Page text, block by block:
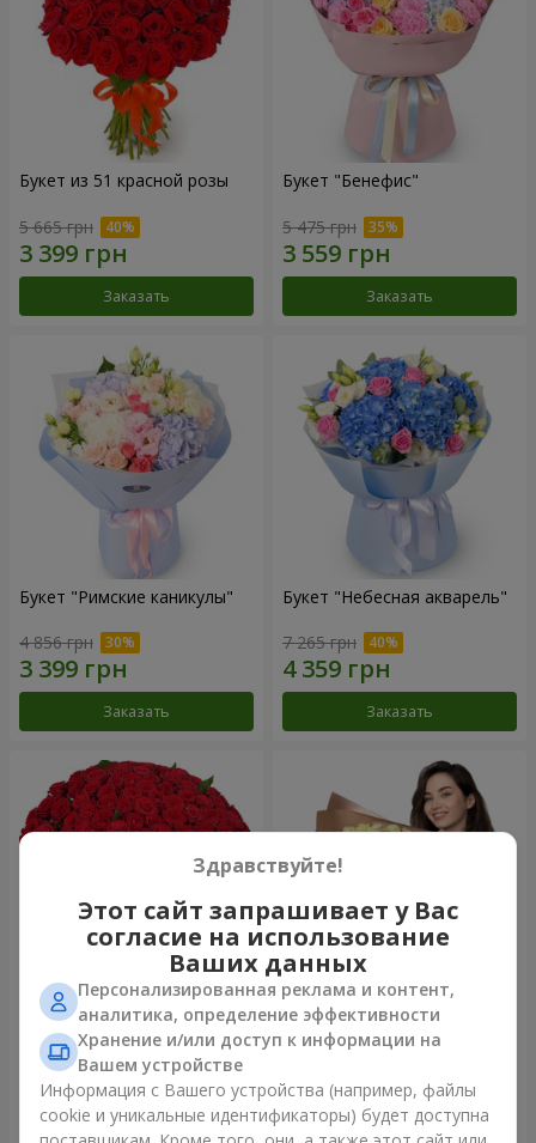
Букет из 51 красной розы
5 665 грн
Заказать
Букет "Бенефис"
5 475 грн
Заказать
Букет "Римские каникулы"
4 856 грн
Заказать
Букет "Небесная акварель"
7 265 грн
Заказать
101 красная роза
11 380 грн
Заказать
Букет "Сердце – сердцу"
Заказать
Здравствуйте!
Этот сайт запрашивает у Вас
согласие на использование
Ваших данных
Персонализированная реклама и контент,
аналитика, определение эффективности
Хранение и/или доступ к информации на
Вашем устройстве
Информация с Вашего устройства (например, файлы
cookie и уникальные идентификаторы) будет доступна